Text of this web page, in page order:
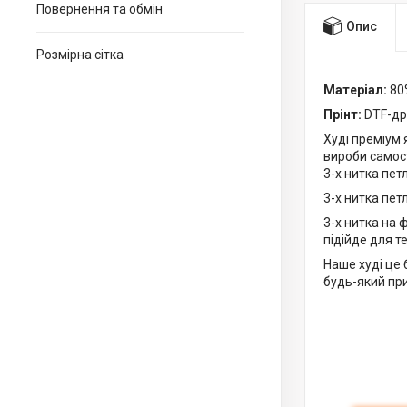
Повернення та обмін
Розмірна сітка
Опис
Матеріал:
Прінт: DTF-
Худі преміум
вироби
3-х нитка
3-х нитка
3-х нитка на
підійде для
Наше худі це
будь-який